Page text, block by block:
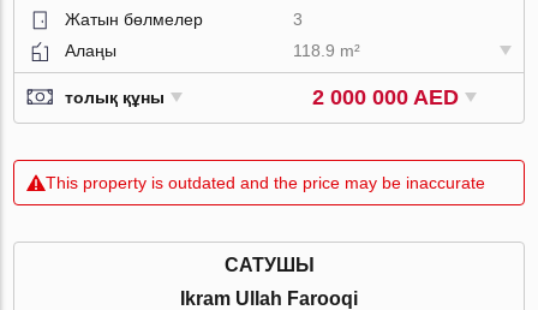
Жатын бөлмелер
3
Алаңы
118.9 m²
толық құны 2 000 000 AED
This property is outdated and the price may be inaccurate
САТУШЫ
Ikram Ullah Farooqi